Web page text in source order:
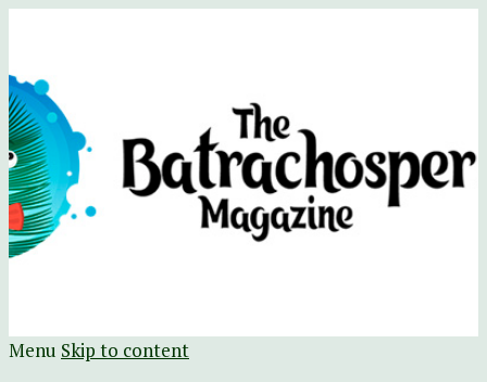
The Batrachospermum Magazine
Батрахоспермум (официальный сайт)
Menu Skip to content